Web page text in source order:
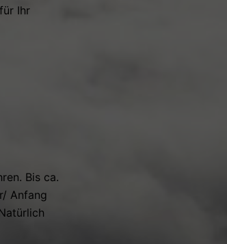
Ihr
Bis ca.
Anfang